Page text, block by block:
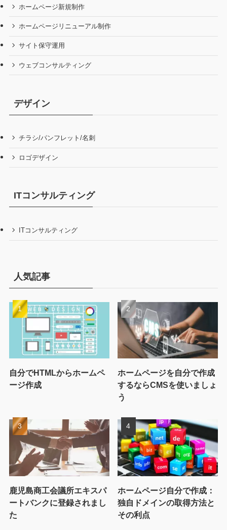
ホームページ新規制作
ホームページリニューアル制作
サイト保守運用
ウェブコンサルティング
デザイン
チラシ/パンフレット/名刺
ロゴデザイン
ITコンサルティング
ITコンサルティング
人気記事
自分でHTMLからホームペ
ージ作成
ホームページを自分で作成
するならCMSを使いましょ
う
鹿児島商工会議所エキスパ
ートバンクに登録されまし
た
ホームページ自分で作成：
独自ドメインの取得方法と
その利点